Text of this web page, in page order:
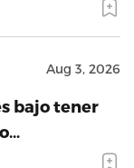
Aug 3, 2026
bajo tener